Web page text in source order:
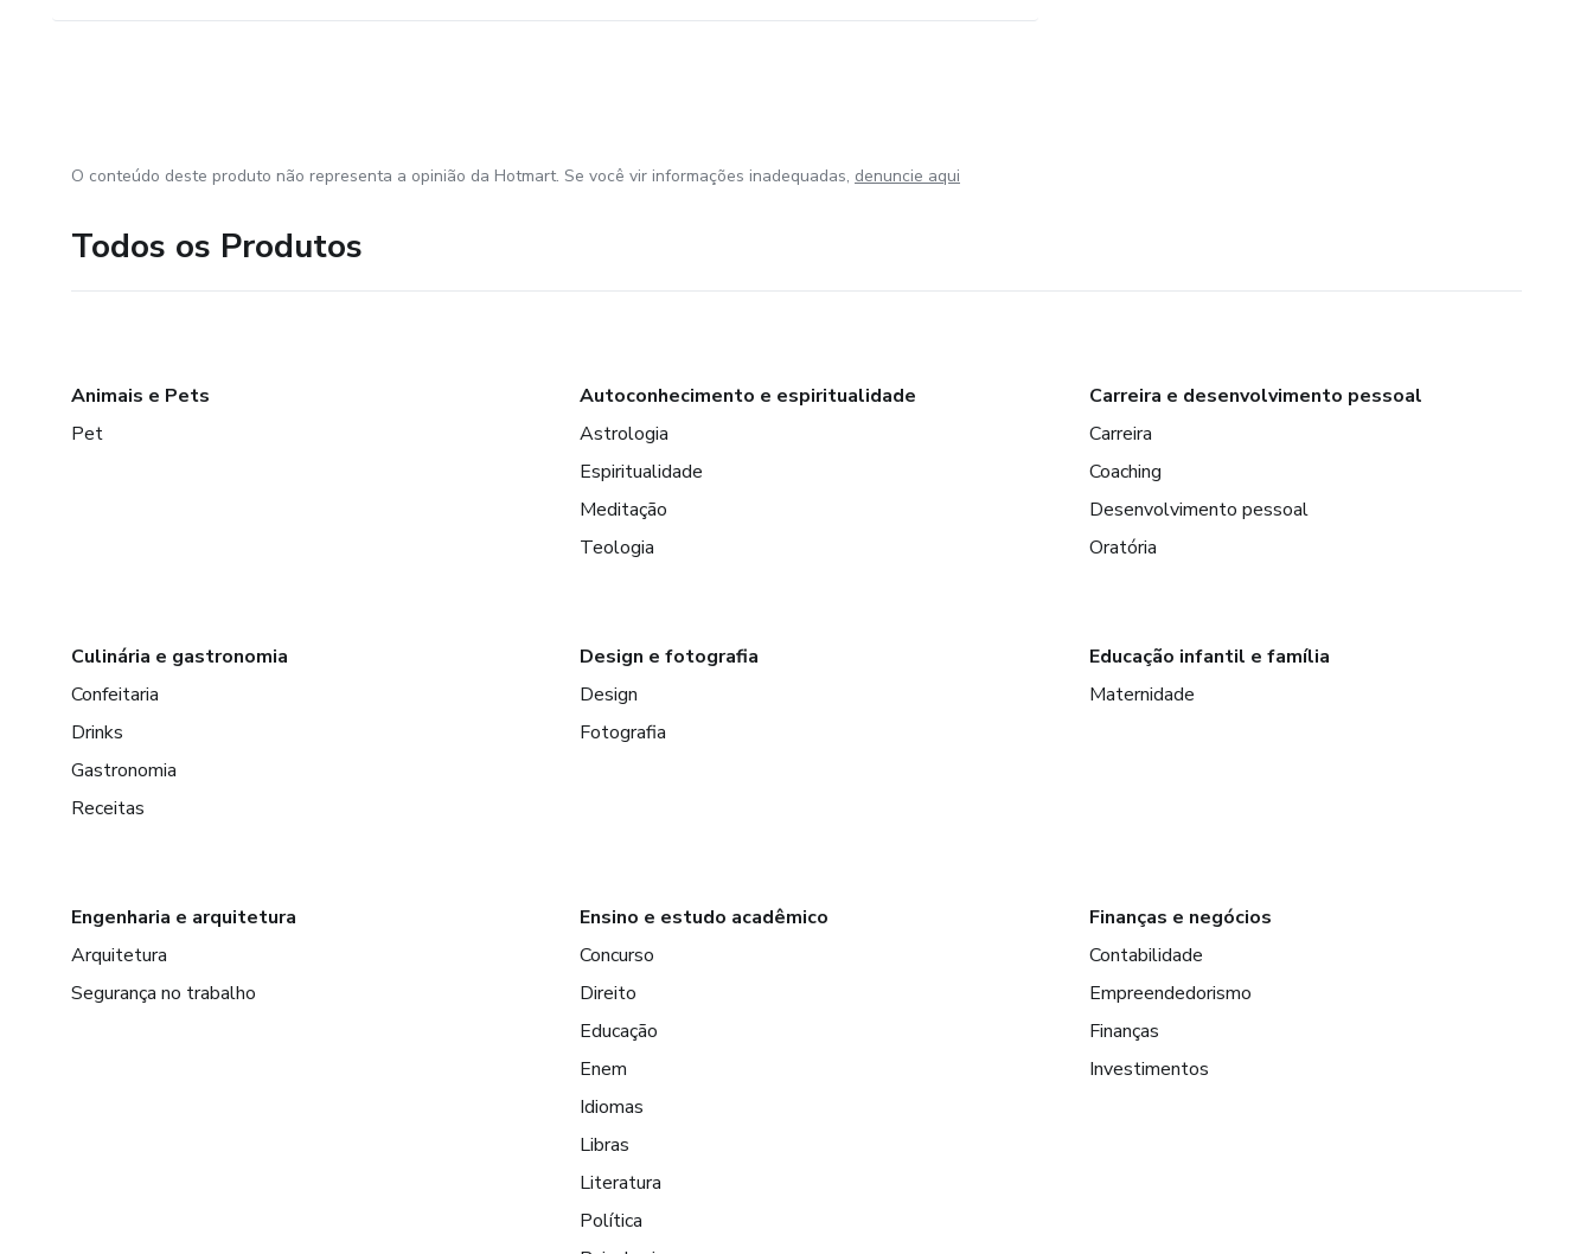
O conteúdo deste produto não representa a opinião da Hotmart. Se você vir informações inadequadas, denuncie aqui
Todos os Produtos
Animais e Pets
Pet
Autoconhecimento e espiritualidade
Astrologia
Espiritualidade
Meditação
Teologia
Carreira e desenvolvimento pessoal
Carreira
Coaching
Desenvolvimento pessoal
Oratória
Culinária e gastronomia
Confeitaria
Drinks
Gastronomia
Receitas
Design e fotografia
Design
Fotografia
Educação infantil e família
Maternidade
Engenharia e arquitetura
Arquitetura
Segurança no trabalho
Ensino e estudo acadêmico
Concurso
Direito
Educação
Enem
Idiomas
Libras
Literatura
Política
Finanças e negócios
Contabilidade
Empreendedorismo
Finanças
Investimentos